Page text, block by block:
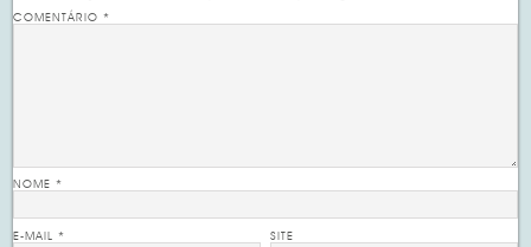
COMENTÁRIO*
NOME*
E-MAIL* SITE